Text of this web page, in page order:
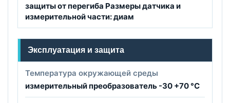
защиты от перегиба Размеры датчика и
измерительной части: диам
Эксплуатация и защита
Температура окружающей среды
измерительный преобразователь -30 +70 °C